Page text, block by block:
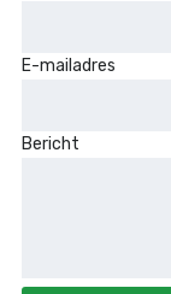
E-mailadres
Bericht